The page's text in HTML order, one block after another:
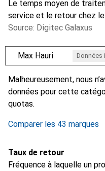
Le temps moyen de
service et le retour chez
Source: Digitec Galaxus
Max Hauri Données
Malheureusement, nous
données pour cette
quotas.
Comparer les 43 marques
Taux de retour
Fréquence à laquelle un